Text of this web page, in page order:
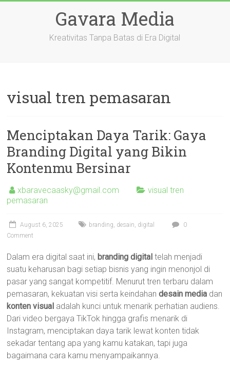
Gavara Media
Kreativitas Tanpa Batas di Era Digital
visual tren pemasaran
Menciptakan Daya Tarik: Gaya
Branding Digital yang Bikin
Kontenmu Bersinar
xbaravecaasky@gmail.com
visual tren
pemasaran
August 6, 2025 branding, desain, digital
0
Comment
Dalam era digital saat ini, branding digital telah menjadi
suatu keharusan bagi setiap bisnis yang ingin menonjol di
pasar yang sangat kompetitif. Menurut tren terbaru dalam
pemasaran, kekuatan visi serta keindahandesain media dan
konten visual adalah kunci untuk menarik perhatian audiens.
Dari video bergaya TikTok hingga grafis menarik di
Instagram, menciptakan daya tarik lewat konten tidak
sekadar tentang apa yang kamu katakan, tapi juga
bagaimana cara kamu menyampaikannya.